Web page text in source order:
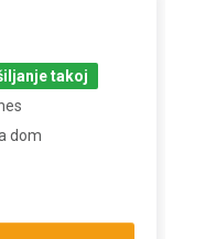
takoj
dom